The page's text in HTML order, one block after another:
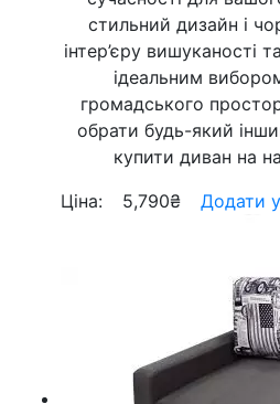
стильний дизайн і
інтер’єру вишуканості
ідеальним
громадського
обрати будь-який
купити диван на
Ціна:
5,790₴ Додати